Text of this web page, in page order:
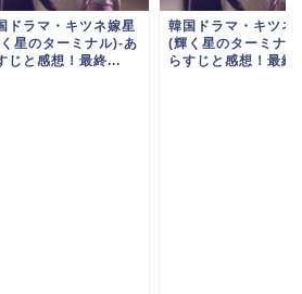
ドラマ・キツネ嫁星
星のターミナル)-あ
じと感想！最終...
韓国ドラマ・キツネ
(輝く星のターミナ
らすじと感想！最終